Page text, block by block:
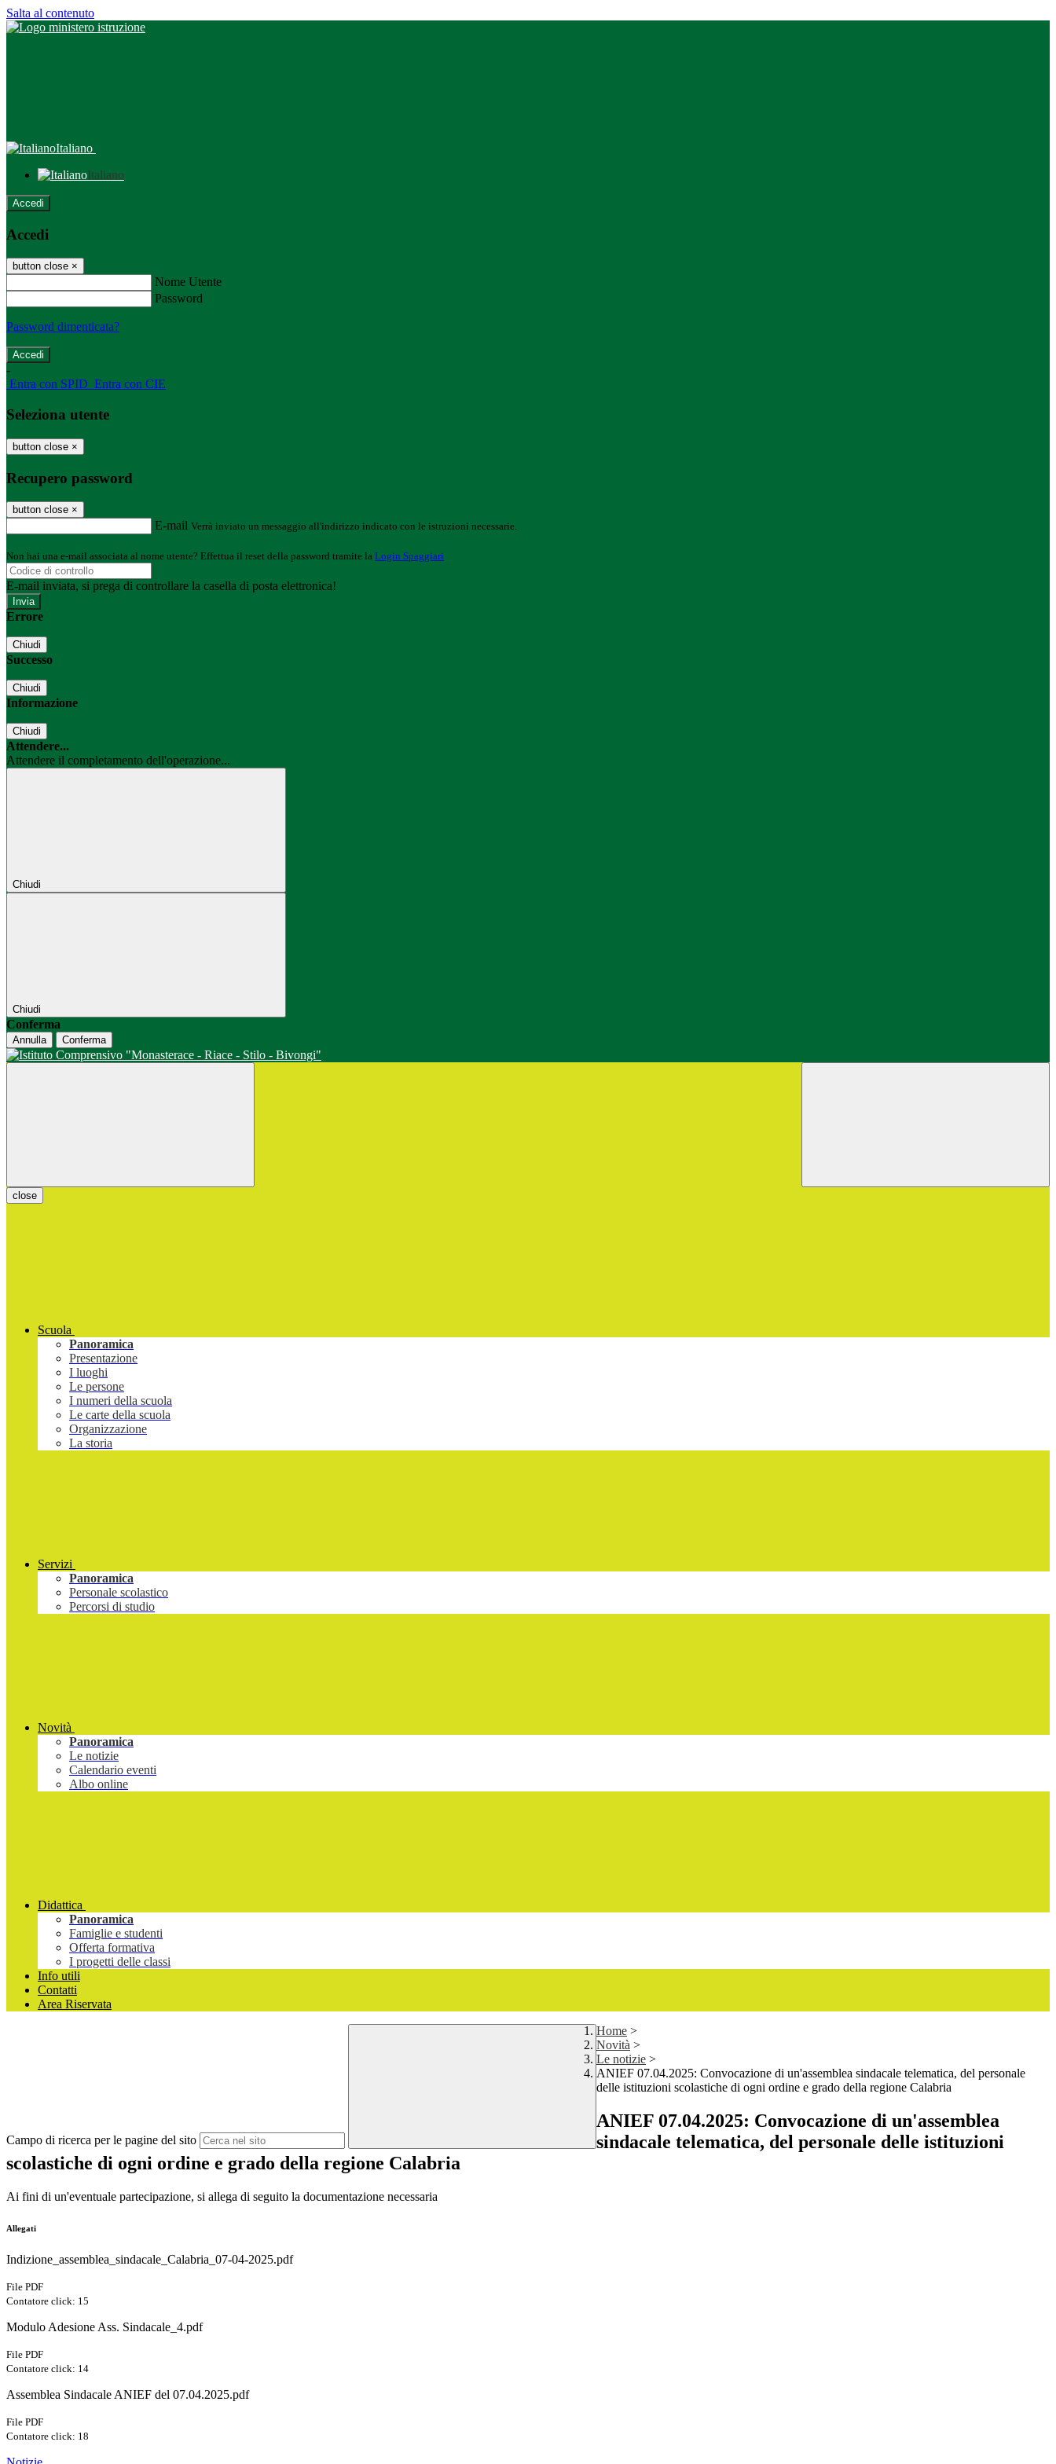
Salta al contenuto
Italiano
Italiano
Accedi
Accedi
button close ×
Nome Utente
Password
Password dimenticata?
-
Entra con SPID Entra con CIE
Seleziona utente
button close ×
Recupero password
button close ×
E-mail Verrà inviato un messaggio all'indirizzo indicato con le istruzioni necessarie.
Non hai una e-mail associata al nome utente? Effettua il reset della password tramite la Login Spaggiari
E-mail inviata, si prega di controllare la casella di posta elettronica!
Errore
Chiudi
Successo
Chiudi
Informazione
Chiudi
Attendere...
Attendere il completamento dell'operazione...
Chiudi
Chiudi
Conferma
Annulla Conferma
close
Scuola
Panoramica
Presentazione
I luoghi
Le persone
I numeri della scuola
Le carte della scuola
Organizzazione
La storia
Servizi
Panoramica
Personale scolastico
Percorsi di studio
Novità
Panoramica
Le notizie
Calendario eventi
Albo online
Didattica
Panoramica
Famiglie e studenti
Offerta formativa
I progetti delle classi
Info utili
Contatti
Area Riservata
Campo di ricerca per le pagine del sito
Home >
Novità >
Le notizie >
ANIEF 07.04.2025: Convocazione di un'assemblea sindacale telematica, del personale
delle istituzioni scolastiche di ogni ordine e grado della regione Calabria
ANIEF 07.04.2025: Convocazione di un'assemblea
sindacale telematica, del personale delle istituzioni
scolastiche di ogni ordine e grado della regione Calabria
Ai fini di un'eventuale partecipazione, si allega di seguito la documentazione necessaria
Allegati
Indizione_assemblea_sindacale_Calabria_07-04-2025.pdf
File PDF
Contatore click: 15
Modulo Adesione Ass. Sindacale_4.pdf
File PDF
Contatore click: 14
Assemblea Sindacale ANIEF del 07.04.2025.pdf
File PDF
Contatore click: 18